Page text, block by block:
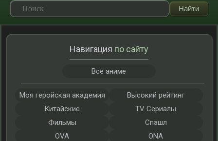
Навигация по сайту
Все аниме
Моя геройская академия
Высокий рейтинг
Китайские
TV Сериалы
Фильмы
Спэшл
OVA
ONA